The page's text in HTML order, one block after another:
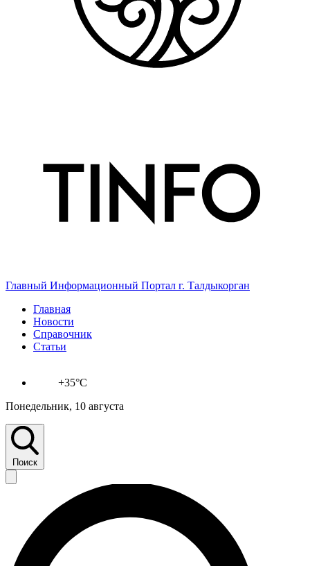
Главный Информационный Портал г. Талдыкорган
Главная
Новости
Справочник
Статьи
+35°C
Понедельник, 10 августа
Поиск